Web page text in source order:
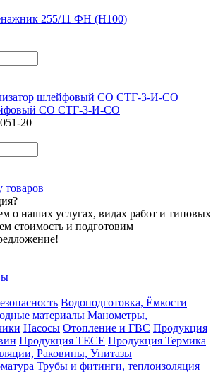
255/11 ФН (Н100)
СО СТГ-3-И-СО
20
товаров
о наших услугах, видах работ и типовых
стоимость и подготовим
Водоподготовка, Ёмкости
материалы Манометры,
Насосы Отопление и ГВС Продукция
Продукция TECE Продукция Термика
Раковины, Унитазы
Трубы и фитинги, теплоизоляция